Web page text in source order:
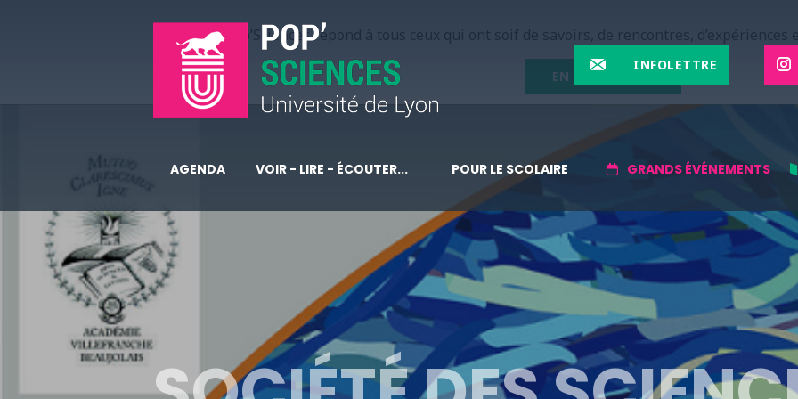
Pop’Sciences répond à tous ceux qui ont soif de savoirs, de rencontres, d’expériences
EN SAVOIR PLUS
INFOLETTRE
AGENDA VOIR - LIRE - ÉCOUTER... POUR LE SCOLAIRE GRANDS ÉVÉNEMENTS